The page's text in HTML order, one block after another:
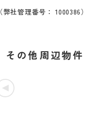
（弊社管理番号： 1000386）
その他周辺物件